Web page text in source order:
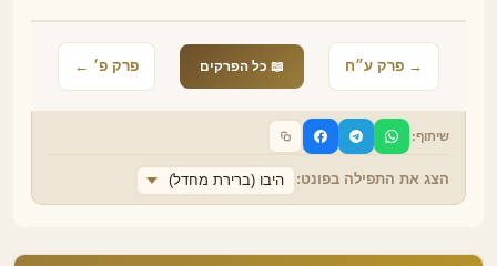
→ פרק ע״ח 📖 כל הפרקים פרק פ׳ ←
שיתוף:
הצג את התפילה בפונט: היבו (ברירת מחדל)